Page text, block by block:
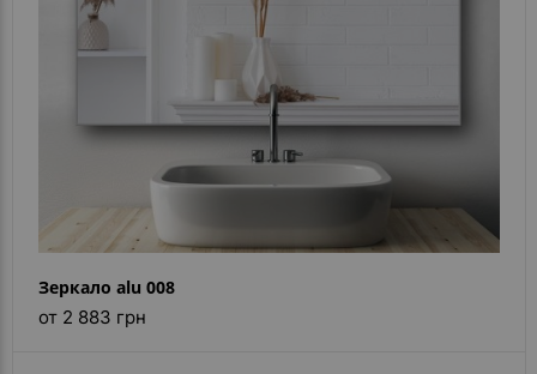
Зеркало alu 008
от 2 883 грн